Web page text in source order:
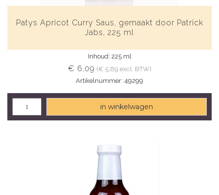
Patys Apricot Curry Saus, gemaakt door Patrick
Jabs, 225 ml
Inhoud: 225 ml
€ 6,09 (€ 5,69 excl. BTW)
Artikelnummer: 49299
in winkelwagen